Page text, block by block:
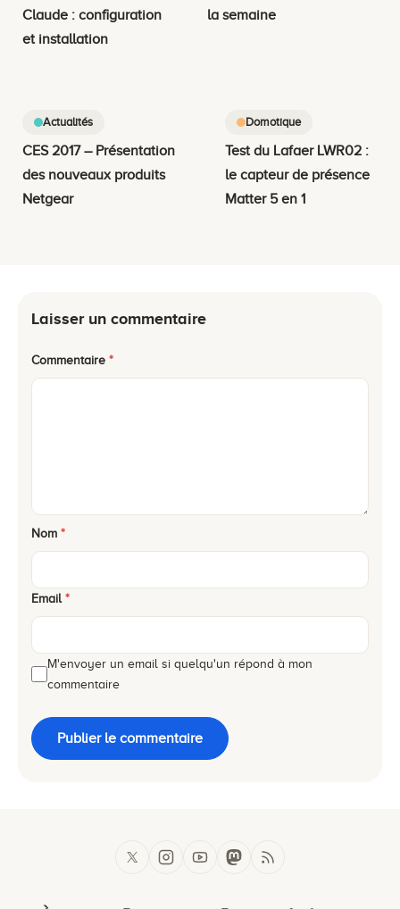
Claude : configuration
et installation
la semaine
Actualités
CES 2017 – Présentation
des nouveaux produits
Netgear
Domotique
Test du Lafaer LWR02 :
le capteur de présence
Matter 5 en 1
Laisser un commentaire
Commentaire *
Nom *
Email *
M'envoyer un email si quelqu'un répond à mon
commentaire
Publier le commentaire